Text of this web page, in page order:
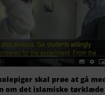
skal prøe at gå
om det islamiske